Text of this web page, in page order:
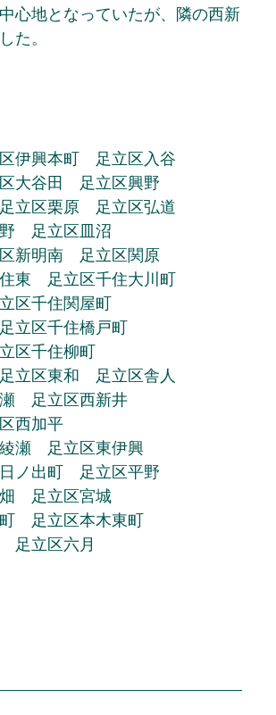
心地となっていたが、隣の西新
た。
伊興本町　足立区入谷
大谷田　足立区興野
立区栗原　足立区弘道
　足立区皿沼
新明南　足立区関原
東　足立区千住大川町
区千住関屋町
立区千住橋戸町
区千住柳町
立区東和　足立区舎人
　足立区西新井
西加平
瀬　足立区東伊興
ノ出町　足立区平野
　足立区宮城
　足立区本木東町
足立区六月